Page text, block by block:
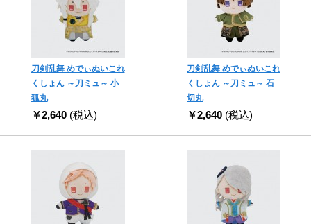
刀剣乱舞 めでぃぬいこれ
くしょん ～刀ミュ～ 小
狐丸
￥2,640 (税込)
刀剣乱舞 めでぃぬいこれ
くしょん ～刀ミュ～ 石
切丸
￥2,640 (税込)